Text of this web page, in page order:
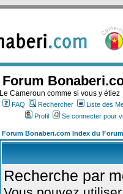
Forum
Le Cameroun comme si vous y étiez
FAQ Rechercher Liste des
Profil
Se connecter pour
Forum Bonaberi.com Index du Forum
Recherche par